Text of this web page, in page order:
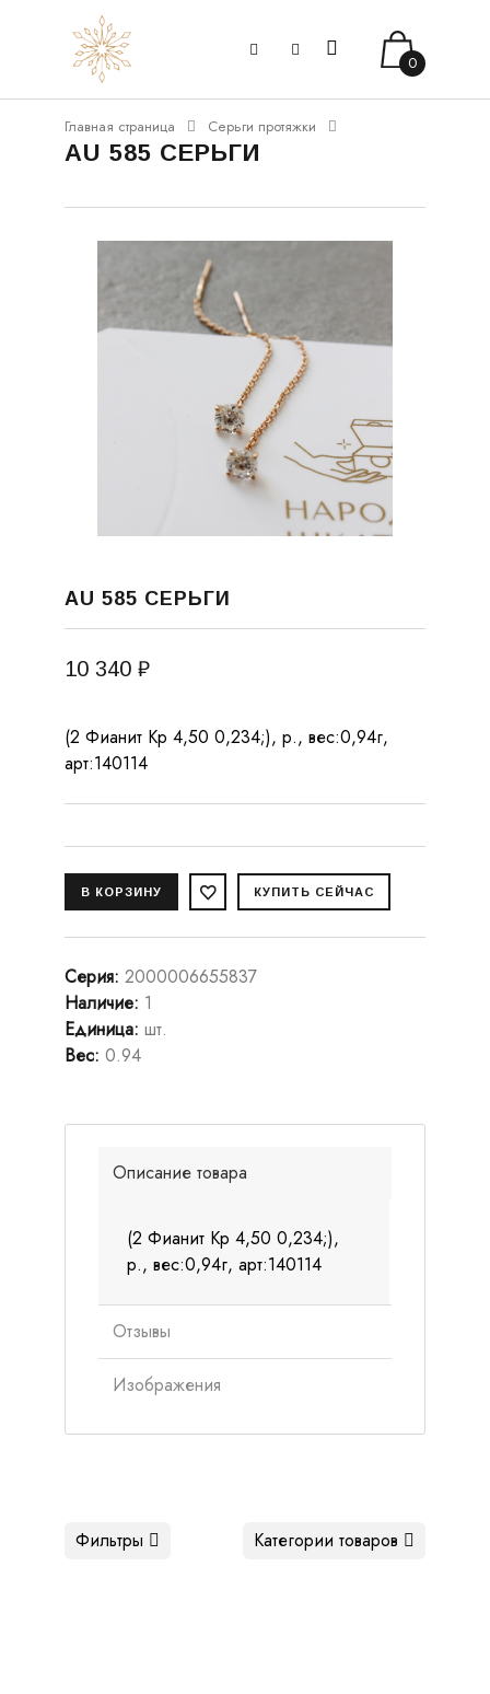
0
Главная страница Серьги протяжки
AU 585 СЕРЬГИ
AU 585 СЕРЬГИ
10 340 ₽
(2 Фианит Кр 4,50 0,234;), р., вес:0,94г,
арт:140114
Серия: 2000006655837
Наличие: 1
Единица: шт.
Вес: 0.94
Описание товара
(2 Фианит Кр 4,50 0,234;),
р., вес:0,94г, арт:140114
Отзывы
Изображения
Категории товаров
Фильтры